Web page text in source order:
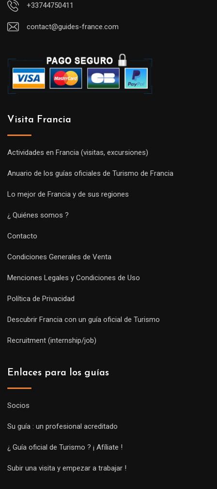
+33744750411
contact@guides-france.com
Visita Francia
Actividades en Francia (visitas, excursiones)
Anuario de los guías oficiales de Turismo de Francia
Lo mejor de Francia y de sus regiones
¿ Quiénes somos ?
Contacto
Condiciones Generales de Venta
Menciones Legales y Condiciones de Uso
Política de Privacidad
Descubrir Francia con un guía oficial de Turismo
Recruitment (internship/job)
Enlaces para los guías
Socios
Su guía : un profesional acreditado
¿ Guía oficial de Turismo ? ¡ Afíliate !
Subir una visita y empezar a trabajar !